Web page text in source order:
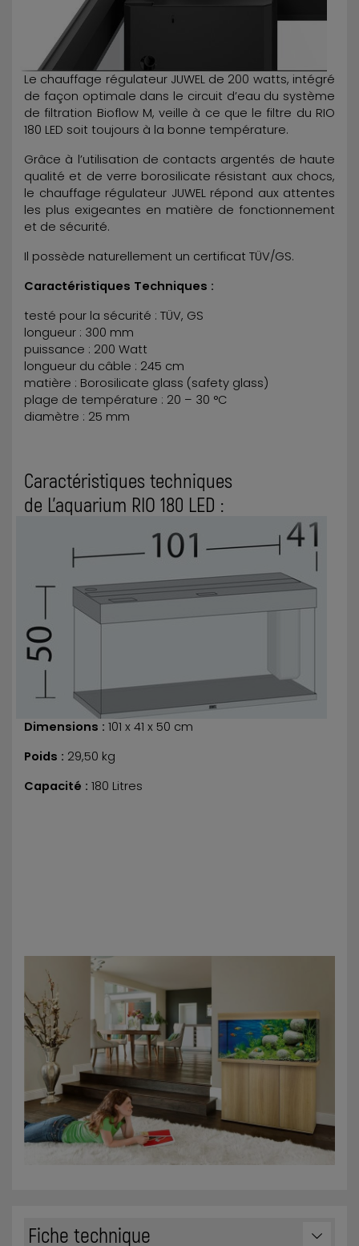
Le chauffage régulateur JUWEL de 200 watts, intégré
de façon optimale dans le circuit d’eau du système
de filtration Bioflow M, veille à ce que le filtre du RIO
180 LED soit toujours à la bonne température.
Grâce à l’utilisation de contacts argentés de haute
qualité et de verre borosilicate résistant aux chocs,
le chauffage régulateur JUWEL répond aux attentes
les plus exigeantes en matière de fonctionnement
et de sécurité.
Il possède naturellement un certificat TÜV/GS.
Caractéristiques Techniques :
testé pour la sécurité : TÜV, GS
longueur : 300 mm
puissance : 200 Watt
longueur du câble : 245 cm
matière : Borosilicate glass (safety glass)
plage de température : 20 – 30 °C
diamètre : 25 mm
Caractéristiques techniques
de L’aquarium RIO 180 LED :
Dimensions : 101 x 41 x 50 cm
Poids : 29,50 kg
Capacité : 180 Litres
Fiche technique